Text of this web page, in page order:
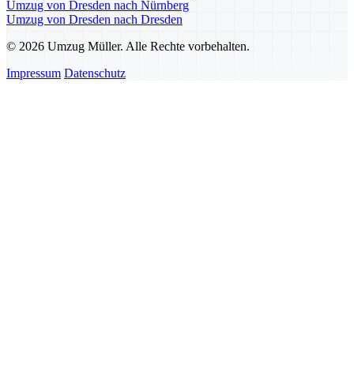
Umzug von Dresden nach Nürnberg
Umzug von Dresden nach Dresden
© 2026 Umzug Müller. Alle Rechte vorbehalten.
Impressum Datenschutz